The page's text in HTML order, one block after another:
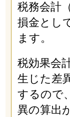
税務会計
損金とし
ます。
税効果会
生じた差
するので
異の算出